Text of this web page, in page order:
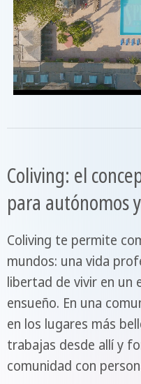
Coliving: el
para autónomos
Coliving te permite
mundos: una vida
libertad de vivir en un
ensueño. En una
en los lugares más
trabajas desde allí y
comunidad con